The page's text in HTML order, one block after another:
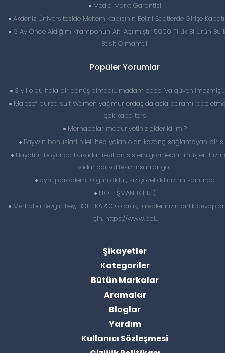
Media Markt Garantisi
Akdeniz Üniversiteside Meltem Kapısının Belirli Saatlerde Girişe
6 Ay Önce Aldığım Kramponun Altı Açılmıştır 5000 Tl Lik Bi Ürün Bu
Basit Olmamalı
Popüler Yorumlar
3 yıl oldu hala bir dönüş olmadı… madam coco ‘ya güvenilmezmiş
Malesef bursa suit Women yağmur erdaş da asla paramı iade
çok kaba ters
Merhabalar maduriyetiniz giderildi mi?
Baywin bonuslari hileli hep yalan olan kazanç sağlamayan bir
Hayatım boyunca bukadar rezil bir sistem görmedim müşteri
kadar adi kalitesiz insanlar gö...
aynı pproblem 10 gün oldu , siz çözebildiniz mi sonunda
FLO PİŞMANLIKTIR :(
Merhaba Sezgin Bey, BOLT KARGO olarak, taleplerinizin anlık
için; https://www.bol...
Şikayetler
Kategoriler
Bütün Markalar
Aramalar
Bloglar
Yardım
Kullanıcı Sözleşmesi